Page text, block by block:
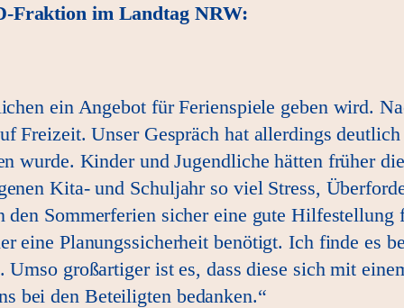
Fraktion im Landtag NRW:
ein Angebot für Ferienspiele geben wird.
Freizeit. Unser Gespräch hat allerdings
wurde. Kinder und Jugendliche hätten früher
Kita- und Schuljahr so viel Stress,
den Sommerferien sicher eine gute
eine Planungssicherheit benötigt. Ich finde es
großartiger ist es, dass diese sich mit
bei den Beteiligten bedanken.“